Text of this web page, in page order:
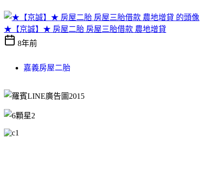
★【京誠】★ 房屋二胎 房屋三胎借款 農地增貸
8年前
嘉義房屋二胎